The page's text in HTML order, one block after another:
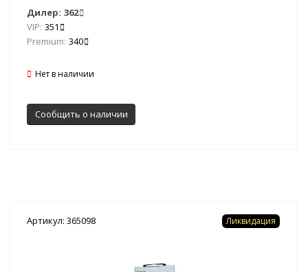
Дилер: 362
VIP: 351
Premium: 340
Нет в наличии
Сообщить о наличии
Артикул: 365098 Ликвидация